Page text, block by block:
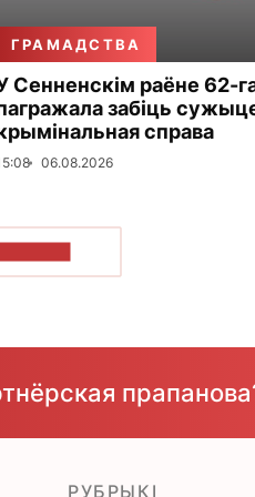
ГРАМАДСТВА
Сенненскім раёне 62-
забіць
справа
06.08.2026
РУБРЫКІ